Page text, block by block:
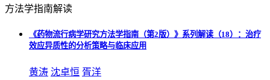
方法学指南解读
《药物流行病学研究方法学指南（第2版）》系列解读（18）：治疗
效应异质性的分析策略与临床应用
黄涛 沈卓恒 胥洋